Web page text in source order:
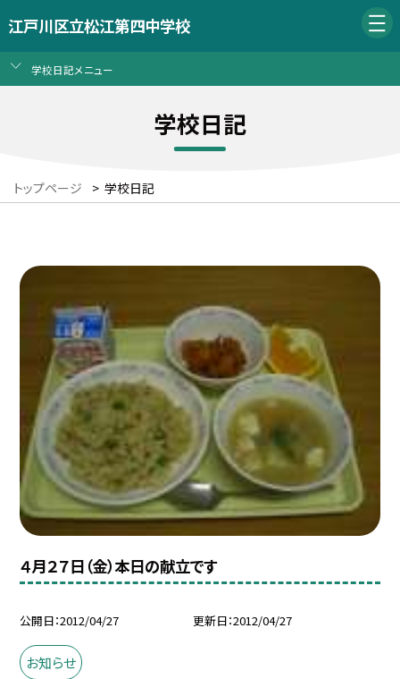
江戸川区立松江第四中学校
学校日記メニュー
学校日記
トップページ > 学校日記
４月２７日（金）本日の献立です
公開日 2012/04/27 更新日 2012/04/27
お知らせ